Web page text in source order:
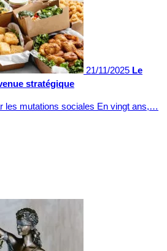
21/11/2025 Le
stratégique
les mutations sociales En vingt ans,…